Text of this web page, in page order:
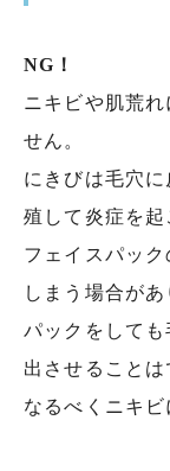
NG！
ニキビや肌荒
せん。
にきびは毛穴
殖して炎症を起
フェイスパッ
しまう場合があ
パックをして
出させることは
なるべくニキビ